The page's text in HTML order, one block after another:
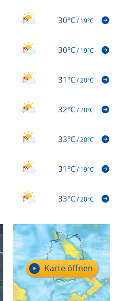
30°C/19°C
30°C/19°C
31°C/20°C
32°C/20°C
33°C/20°C
31°C/19°C
33°C/20°C
Karte öffnen